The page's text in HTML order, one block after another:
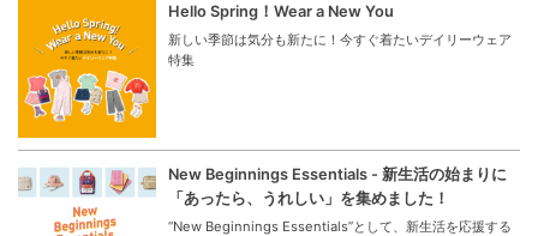
Hello Spring！Wear a New You
新しい季節は気分も新たに！今すぐ着たいデイリーウェア
特集
New Beginnings Essentials - 新生活の始まりに
「あったら、うれしい」を集めました！
“New Beginnings Essentials”として、新生活を応援する